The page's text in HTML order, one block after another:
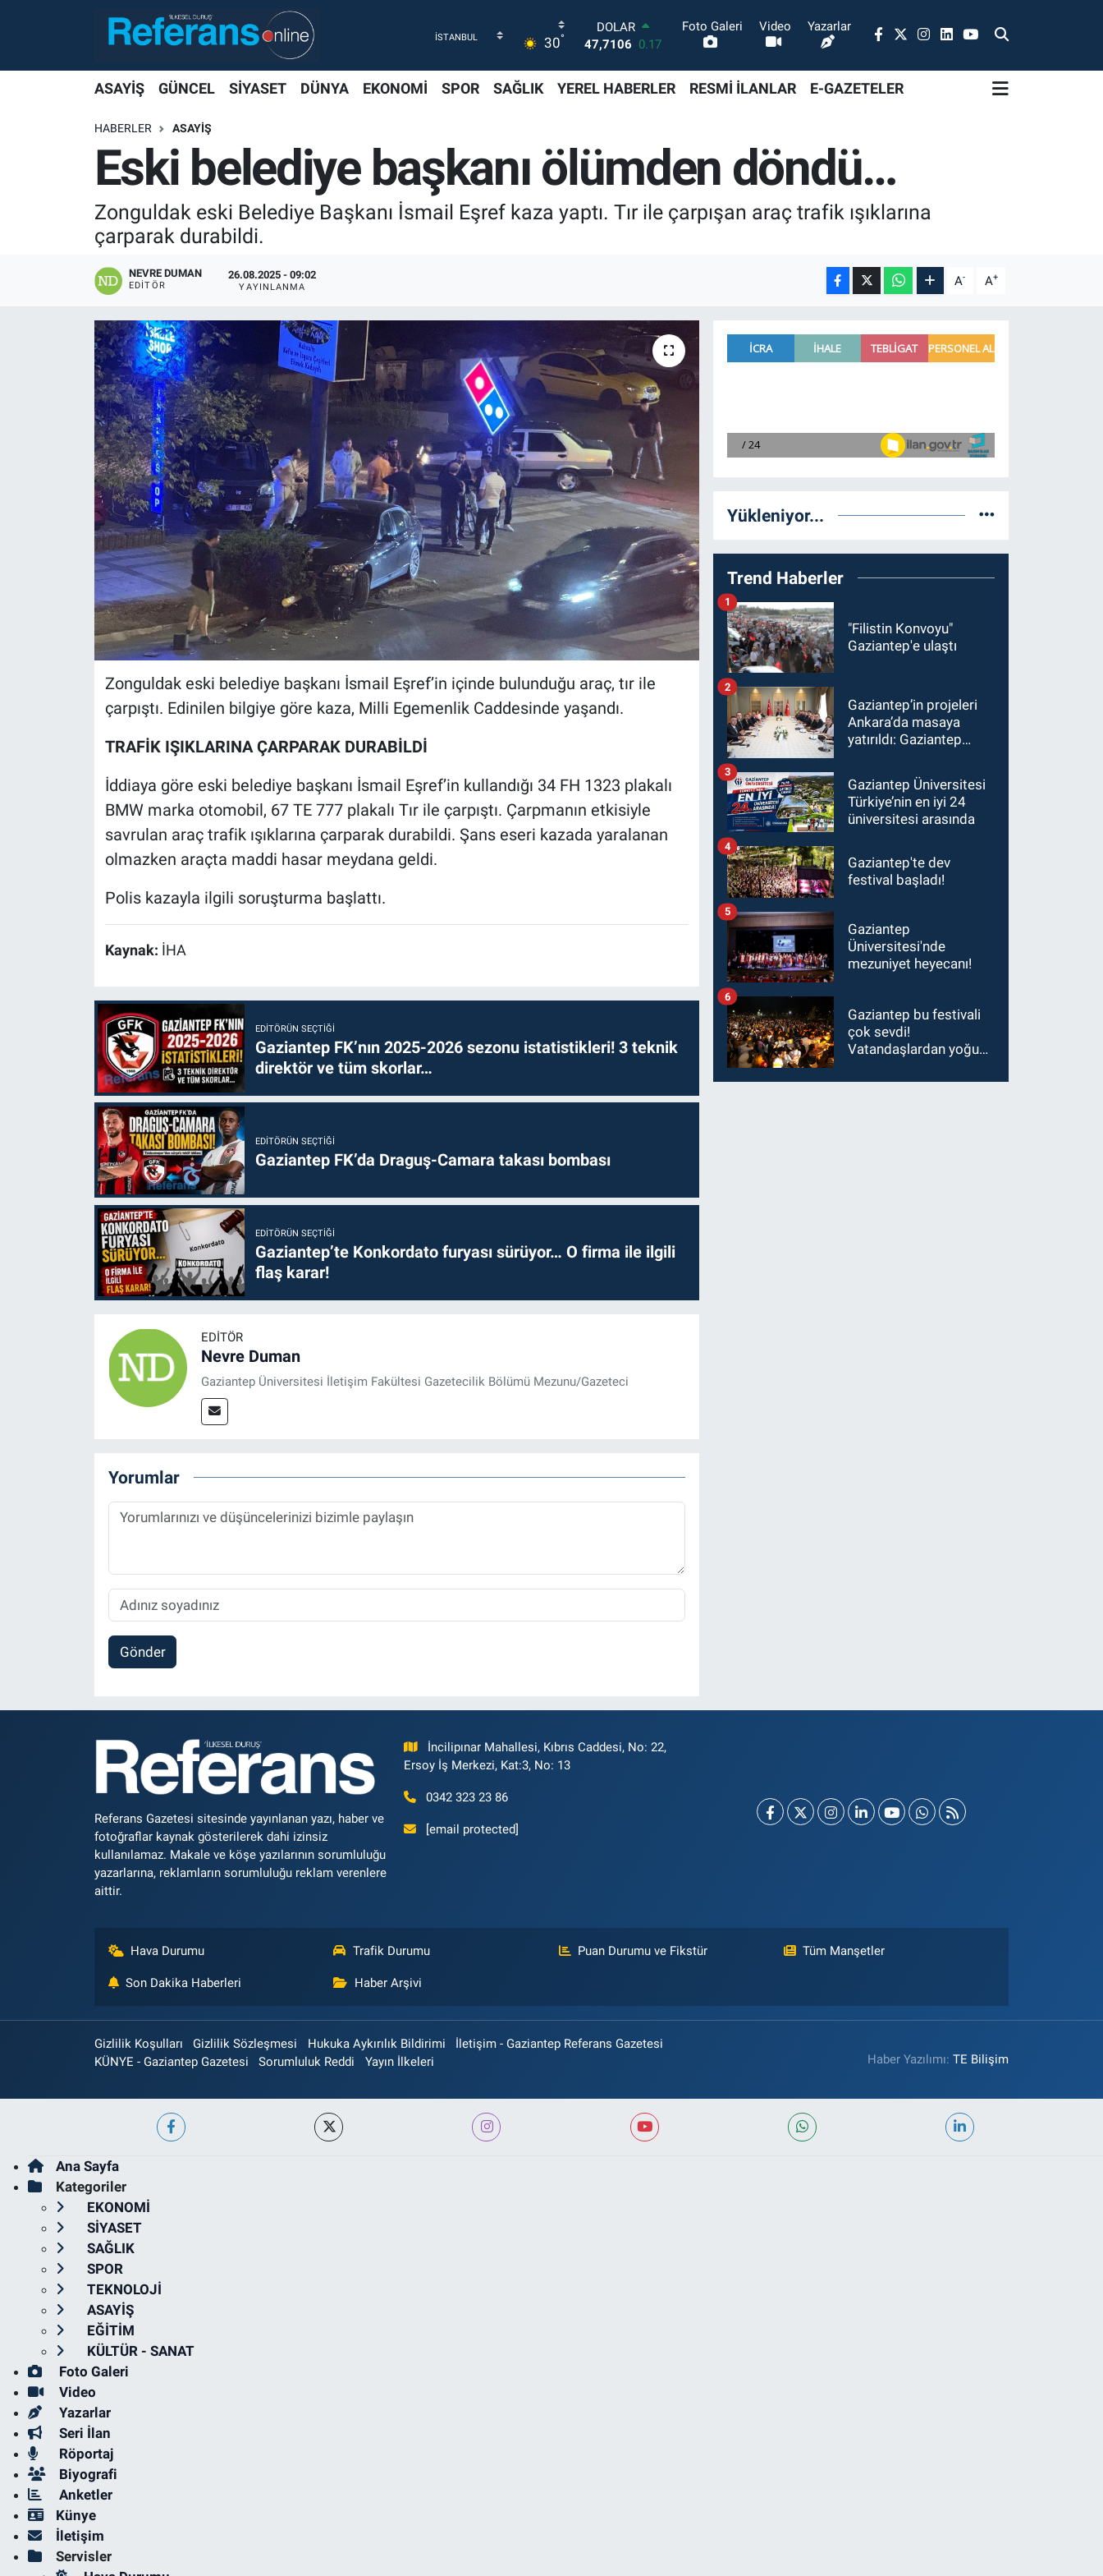
30°
DOLAR
47,7106 0.17
STERLİN
6618.49
BİST100
13.773 -19
65.130,04
1.2
Foto Galeri Video Yazarlar
ASAYİŞ GÜNCEL SİYASET DÜNYA EKONOMİ SPOR SAĞLIK YEREL HABERLER RESMİ İLANLAR E-GAZETELER
HABERLER ASAYİŞ
Eski belediye başkanı ölümden döndü…
Zonguldak eski Belediye Başkanı İsmail Eşref kaza yaptı. Tır ile çarpışan araç trafik ışıklarına
çarparak durabildi.
NEVRE DUMAN
EDITÖR
26.08.2025 - 09:02
YAYINLANMA A- A+
Zonguldak eski belediye başkanı İsmail Eşref’in içinde bulunduğu araç, tır ile
çarpıştı. Edinilen bilgiye göre kaza, Milli Egemenlik Caddesinde yaşandı.
TRAFİK IŞIKLARINA ÇARPARAK DURABİLDİ
İddiaya göre eski belediye başkanı İsmail Eşref’in kullandığı 34 FH 1323 plakalı
BMW marka otomobil, 67 TE 777 plakalı Tır ile çarpıştı. Çarpmanın etkisiyle
savrulan araç trafik ışıklarına çarparak durabildi. Şans eseri kazada yaralanan
olmazken araçta maddi hasar meydana geldi.
Polis kazayla ilgili soruşturma başlattı.
Kaynak: İHA
EDITÖRÜN SEÇTIĞI
Gaziantep FK’nın 2025-2026 sezonu istatistikleri! 3 teknik
direktör ve tüm skorlar…
EDITÖRÜN SEÇTIĞI
Gaziantep FK’da Draguş-Camara takası bombası
EDITÖRÜN SEÇTIĞI
Gaziantep’te Konkordato furyası sürüyor… O firma ile ilgili
flaş karar!
EDITÖR
Nevre Duman
Gaziantep Üniversitesi İletişim Fakültesi Gazetecilik Bölümü Mezunu/Gazeteci
Yorumlar
Gönder
Yükleniyor...
Trend Haberler
"Filistin Konvoyu"
Gaziantep'e ulaştı
1
Gaziantep’in projeleri
Ankara’da masaya
yatırıldı: Gaziantep
Şimşek’e ziyaret!
2
Gaziantep Üniversitesi
Türkiye’nin en iyi 24
üniversitesi arasında
3
Gaziantep'te dev
festival başladı!
4
Gaziantep
Üniversitesi'nde
mezuniyet heyecanı!
5
Gaziantep bu festivali
çok sevdi!
Vatandaşlardan yoğun
6
Referans Gazetesi sitesinde yayınlanan yazı, haber ve
fotoğraflar kaynak gösterilerek dahi izinsiz
kullanılamaz. Makale ve köşe yazılarının sorumluluğu
yazarlarına, reklamların sorumluluğu reklam verenlere
aittir.
İncilipınar Mahallesi, Kıbrıs Caddesi, No: 22,
Ersoy İş Merkezi, Kat:3, No: 13
0342 323 23 86
[email protected]
Hava Durumu Trafik Durumu Puan Durumu ve Fikstür Tüm Manşetler
Son Dakika Haberleri Haber Arşivi
Gizlilik Koşulları Gizlilik Sözleşmesi Hukuka Aykırılık Bildirimi
İletişim - Gaziantep Referans Gazetesi
KÜNYE - Gaziantep Gazetesi
Sorumluluk Reddi Yayın İlkeleri Haber Yazılımı:TE Bilişim
Ana Sayfa
Kategoriler
EKONOMİ
SİYASET
SAĞLIK
SPOR
TEKNOLOJİ
ASAYİŞ
EĞİTİM
KÜLTÜR - SANAT
Foto Galeri
Video
Yazarlar
Seri İlan
Röportaj
Biyografi
Anketler
Künye
İletişim
Servisler